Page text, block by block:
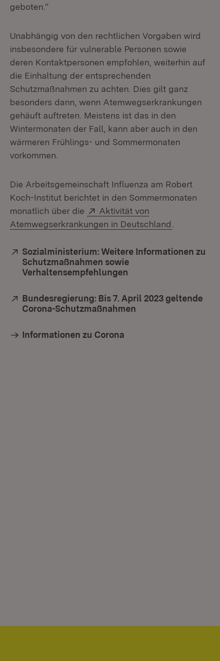
geboten.“
Unabhängig von den rechtlichen Vorgaben wird
insbesondere für vulnerable Personen sowie
deren Kontaktpersonen empfohlen, weiterhin auf
die Einhaltung der entsprechenden
Schutzmaßnahmen zu achten. Dies gilt ganz
besonders dann, wenn Atemwegserkrankungen
gehäuft auftreten. Meistens ist das in den
Wintermonaten der Fall, kann aber auch in den
wärmeren Frühlings- und Sommermonaten
vorkommen.
Die Arbeitsgemeinschaft Influenza am Robert
Koch-Institut berichtet in den Sommermonaten
monatlich über die
Extern:
Aktivität von
Atemwegserkrankungen in Deutschland
Extern:
Sozialministerium: Weitere Informationen zu
Schutzmaßnahmen sowie
Verhaltensempfehlungen
Extern:
Bundesregierung: Bis 7. April 2023 geltende
Corona-Schutzmaßnahmen
Informationen zu Corona